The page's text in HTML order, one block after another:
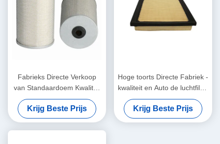
Fabrieks Directe Verkoop
van Standaardoem Kwaliteit
en Hoog
rendementbrandstoffilter
23390-LIE50 sf-28010
23390-78450
Krijg Beste Prijs
Hoge toorts Directe Fabriek -
kwaliteit en Auto de luchtfilter
17801-0T050 17801-37021
17801-37020 van Efficience
voor Toyota
Krijg Beste Prijs